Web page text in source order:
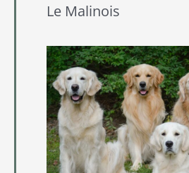
Le Malinois